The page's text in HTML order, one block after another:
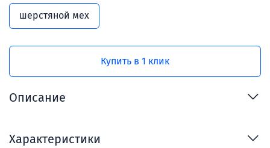
Купить в 1 клик
шерстяной мех
Описание
Характеристики